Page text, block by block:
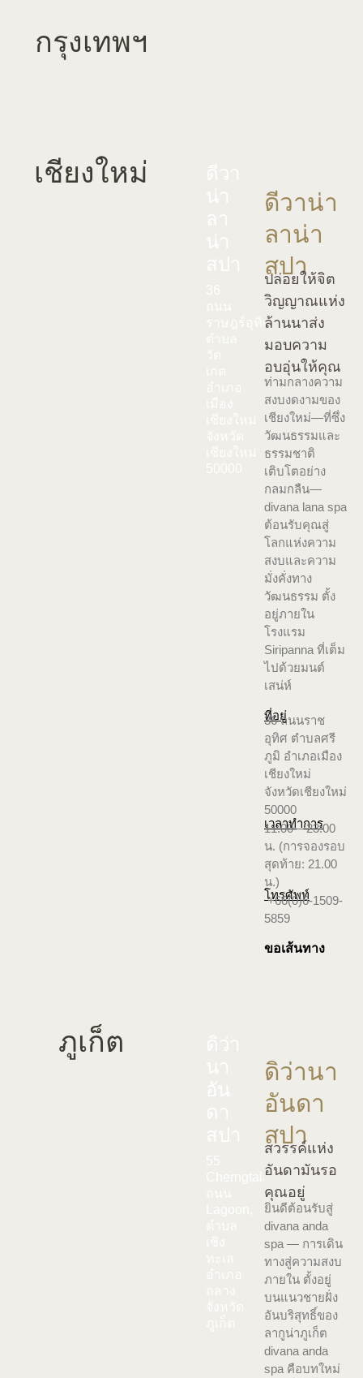
กรุงเทพฯ
เชียงใหม่
ดีวาน่า
ลาน่า
สปา
ปล่อยให้จิต
วิญญาณแห่ง
ล้านนาส่ง
มอบความ
อบอุ่นให้คุณ
ท่ามกลางความ
สงบงดงามของ
เชียงใหม่—ที่ซึ่ง
วัฒนธรรมและ
ธรรมชาติ
เติบโตอย่าง
กลมกลืน—
divana lana spa
ต้อนรับคุณสู่
โลกแห่งความ
สงบและความ
มั่งคั่งทาง
วัฒนธรรม ตั้ง
อยู่ภายใน
โรงแรม
Siripanna ที่เต็ม
ไปด้วยมนต์
เสน่ห์
ที่อยู่
36 ถนนราช
อุทิศ ตำบลศรี
ภูมิ อำเภอเมือง
เชียงใหม่
จังหวัดเชียงใหม่
50000
เวลาทำการ
11.00 – 23.00
น. (การจองรอบ
สุดท้าย: 21.00
น.)
โทรศัพท์
+66(0)6-1509-
5859
ขอเส้นทาง
ราษฎร์อุทิศ
ภูเก็ต
ดิว่านา
อันดา
สปา
สวรรค์แห่ง
อันดามันรอ
คุณอยู่
ยินดีต้อนรับสู่
divana anda
spa — การเดิน
ทางสู่ความสงบ
ภายใน ตั้งอยู่
บนแนวชายฝั่ง
อันบริสุทธิ์ของ
ลากูน่าภูเก็ต
divana anda
spa คือบทใหม่
Cherngtalay,